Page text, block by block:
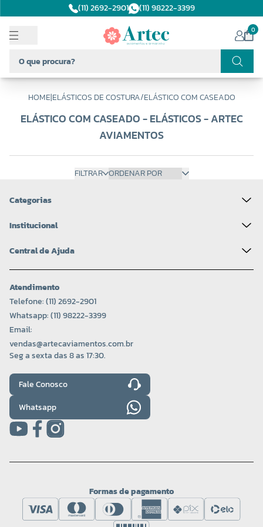
(11) 2692-2901 (11) 98222-3399
0
HOME|ELÁSTICOS DE COSTURA/ELÁSTICO COM CASEADO
ELÁSTICO COM CASEADO - ELÁSTICOS - ARTEC
AVIAMENTOS
FILTRAR
Categorias
Institucional
Central de Ajuda
Atendimento
Telefone: (11) 2692-2901
Whatsapp: (11) 98222-3399
Email:
vendas@artecaviamentos.com.br
Seg a sexta das 8 as 17:30.
Fale Conosco
Whatsapp
Formas de pagamento